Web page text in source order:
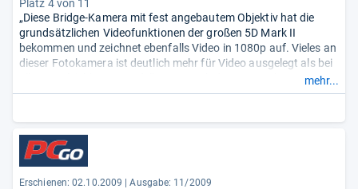
Platz 4 von 11
„Diese Bridge-Kamera mit fest angebautem Objektiv hat die
grundsätzlichen Videofunktionen der großen 5D Mark II
bekommen und zeichnet ebenfalls Video in 1080p auf. Vieles an
dieser Fotokamera ist deutlich mehr für Video ausgelegt als bei
allen vergleichbaren Modellen, so auch das LC-Display im 16:9-
Format oder das eingebaute Stereomikrofon.“
mehr...
Erschienen: 02.10.2009
Ausgabe: 11/2009